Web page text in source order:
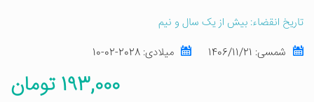
تاریخ انقضاء: بیش از یک سال و نیم
شمسی: 1406/11/21 میلادی: 2028-02-10
193,000 تومان